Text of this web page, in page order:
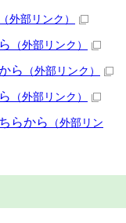
（外部リンク）
（外部リンク）
ら （外部リンク）
（外部リンク）
らから
（外部リン